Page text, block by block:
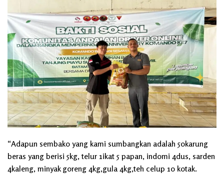
“Adapun sembako yang kami sumbangkan adalah 50karung
beras yang berisi 5kg, telur 1ikat 5 papan, indomi 4dus, sarden
4kaleng, minyak goreng 4kg,gula 4kg,teh celup 10 kotak.